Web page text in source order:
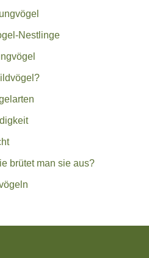
Nestlinge
brütet man sie aus?